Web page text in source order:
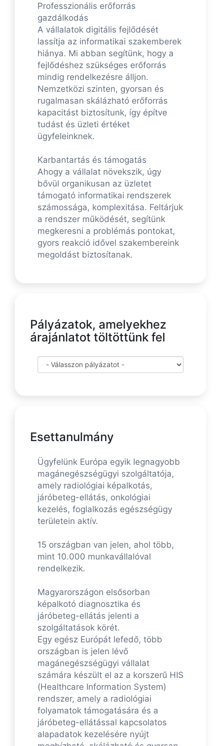
Professzionális erőforrás
gazdálkodás
A vállalatok digitális fejlődését
lassítja az informatikai szakemberek
hiánya. Mi abban segítünk, hogy a
fejlődéshez szükséges erőforrás
mindig rendelkezésre álljon.
Nemzetközi szinten, gyorsan és
rugalmasan skálázható erőforrás
kapacitást biztosítunk, így építve
tudást és üzleti értéket
ügyfeleinknek.
Karbantartás és támogatás
Ahogy a vállalat növekszik, úgy
bővül organikusan az üzletet
támogató informatikai rendszerek
számossága, komplexitása. Feltárjuk
a rendszer működését, segítünk
megkeresni a problémás pontokat,
gyors reakció idővel szakembereink
megoldást biztosítanak.
Pályázatok, amelyekhez
árajánlatot töltöttünk fel
Esettanulmány
Ügyfelünk Európa egyik legnagyobb
magánegészségügyi szolgáltatója,
amely radiológiai képalkotás,
járóbeteg-ellátás, onkológiai
kezelés, foglalkozás egészségügy
területein aktív.
15 országban van jelen, ahol több,
mint 10.000 munkavállalóval
rendelkezik.
Magyarországon elsősorban
képalkotó diagnosztika és
járóbeteg-ellátás jelenti a
szolgáltatások körét.
Egy egész Európát lefedő, több
országban is jelen lévő
magánegészségügyi vállalat
számára készült el az a korszerű HIS
(Healthcare Information System)
rendszer, amely a radiológiai
folyamatok támogatására és a
járóbeteg-ellátással kapcsolatos
alapadatok kezelésére nyújt